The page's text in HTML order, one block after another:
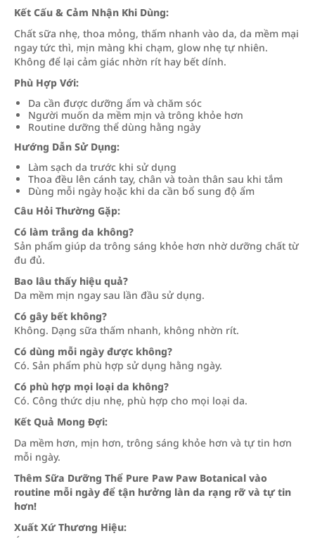
Kết Cấu & Cảm Nhận Khi Dùng:
Chất sữa nhẹ, thoa mỏng, thấm nhanh vào da, da mềm mại
ngay tức thì, mịn màng khi chạm, glow nhẹ tự nhiên.
Không để lại cảm giác nhờn rít hay bết dính.
Phù Hợp Với:
Da cần được dưỡng ẩm và chăm sóc
Người muốn da mềm mịn và trông khỏe hơn
Routine dưỡng thể dùng hằng ngày
Hướng Dẫn Sử Dụng:
Làm sạch da trước khi sử dụng
Thoa đều lên cánh tay, chân và toàn thân sau khi tắm
Dùng mỗi ngày hoặc khi da cần bổ sung độ ẩm
Câu Hỏi Thường Gặp:
Có làm trắng da không?
Sản phẩm giúp da trông sáng khỏe hơn nhờ dưỡng chất từ
đu đủ.
Bao lâu thấy hiệu quả?
Da mềm mịn ngay sau lần đầu sử dụng.
Có gây bết không?
Không. Dạng sữa thấm nhanh, không nhờn rít.
Có dùng mỗi ngày được không?
Có. Sản phẩm phù hợp sử dụng hằng ngày.
Có phù hợp mọi loại da không?
Có. Công thức dịu nhẹ, phù hợp cho mọi loại da.
Kết Quả Mong Đợi:
Da mềm hơn, mịn hơn, trông sáng khỏe hơn và tự tin hơn
mỗi ngày.
Thêm Sữa Dưỡng Thể Pure Paw Paw Botanical vào
routine mỗi ngày để tận hưởng làn da rạng rỡ và tự tin
hơn!
Xuất Xứ Thương Hiệu: